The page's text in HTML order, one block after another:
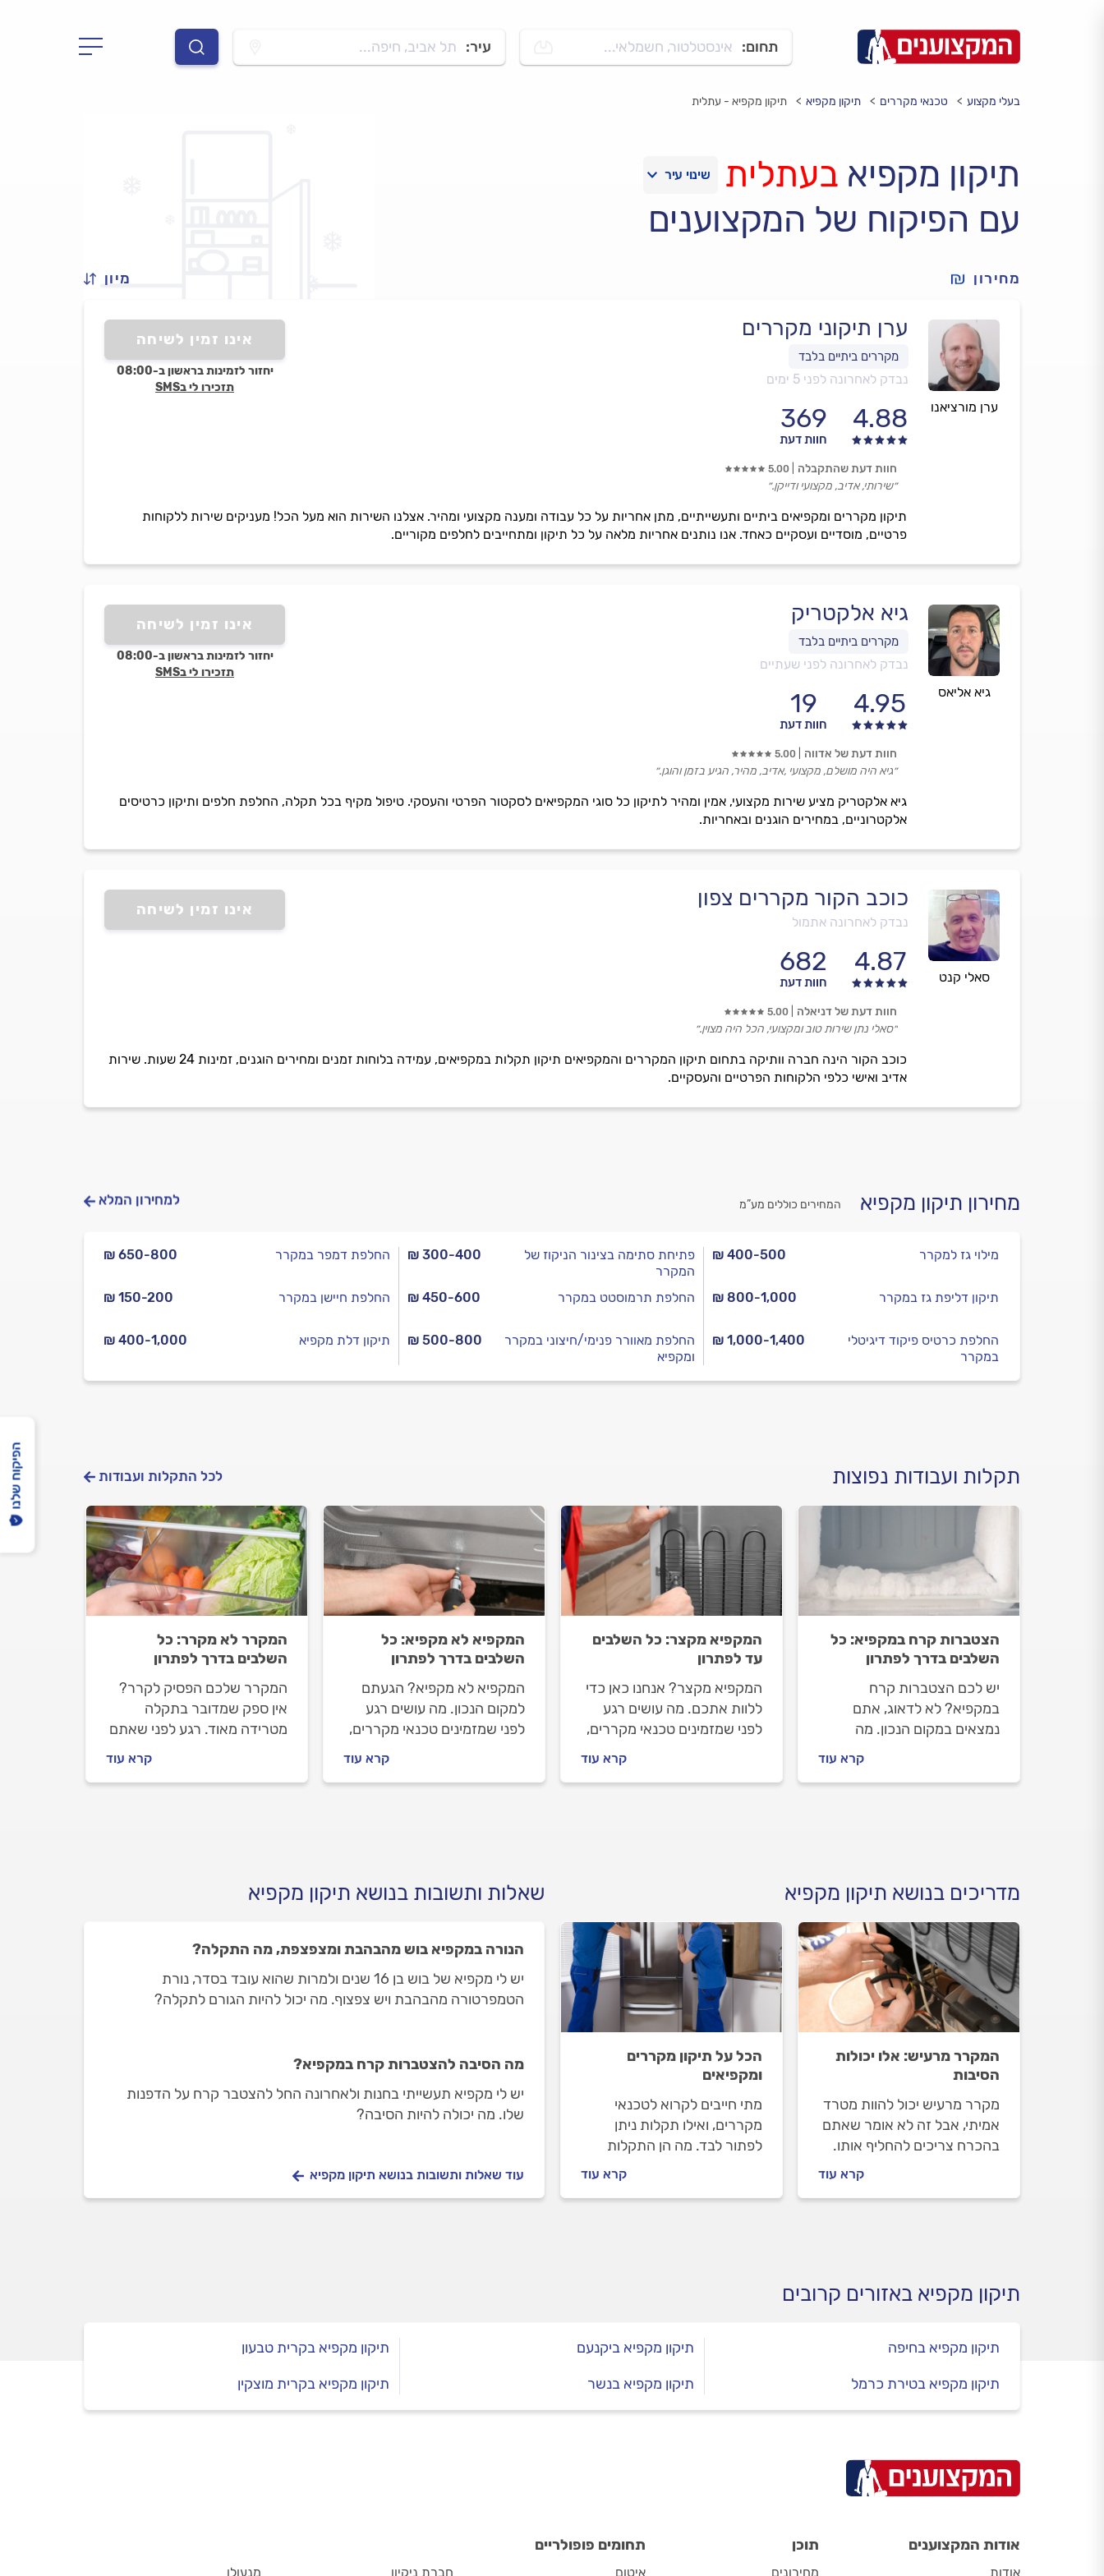
תחום: אינסטלטור, חשמלאי... עיר: תל אביב, חיפה...
בעלי מקצוע טכנאי מקררים תיקון מקפיא תיקון מקפיא - עתלית
תיקון מקפיא בעתלית
עם הפיקוח של המקצוענים
מחירון מיון
ערן מורציאנו
ערן תיקוני מקררים
נבדק לאחרונה לפני 5 ימים
4.88
369
חוות דעת
אינו זמין לשיחה
יחזור לזמינות בראשון ב-08:00
תזכירו לי בSMS
תיקון מקררים ומקפיאים ביתיים ותעשייתיים, מתן אחריות על כל עבודה ומענה מקצועי ומהיר. אצלנו השירות הוא מעל הכל! מעניקים שירות ללקוחות
פרטיים, מוסדיים ועסקיים כאחד. אנו נותנים אחריות מלאה על כל תיקון ומתחייבים לחלפים מקוריים.
חוות דעת שהתקבלה 5.00
״שירותי, אדיב, מקצועי ודייקן.״
גיא אליאס
גיא אלקטריק
נבדק לאחרונה לפני שעתיים
4.95
19
חוות דעת
אינו זמין לשיחה
יחזור לזמינות בראשון ב-08:00
תזכירו לי בSMS
גיא אלקטריק מציע שירות מקצועי, אמין ומהיר לתיקון כל סוגי המקפיאים לסקטור הפרטי והעסקי. טיפול מקיף בכל תקלה, החלפת חלפים ותיקון כרטיסים
אלקטרוניים, במחירים הוגנים ובאחריות.
חוות דעת של אדווה 5.00
״גיא היה מושלם, מקצועי ,אדיב, מהיר, הגיע בזמן והוגן.״
סאלי קנט
כוכב הקור מקררים צפון
נבדק לאחרונה אתמול
4.87
682
חוות דעת
אינו זמין לשיחה
כוכב הקור הינה חברה וותיקה בתחום תיקון המקררים והמקפיאים תיקון תקלות במקפיאים, עמידה בלוחות זמנים ומחירים הוגנים, זמינות 24 שעות. שירות
אדיב ואישי כלפי הלקוחות הפרטיים והעסקיים.
חוות דעת של דניאלה 5.00
״סאלי נתן שירות טוב ומקצועי, הכל היה מצוין.״
מחירון תיקון מקפיא המחירים כוללים מע”מ למחירון המלא
₪ 400-500 מילוי גז למקרר
₪ 800-1,000 תיקון דליפת גז במקרר
₪ 1,000-1,400
החלפת כרטיס פיקוד דיגיטלי
במקרר
₪ 300-400
פתיחת סתימה בצינור הניקוז של
המקרר
₪ 450-600
החלפת תרמוסטט במקרר
₪ 500-800
החלפת מאוורר פנימי/חיצוני במקרר
ומקפיא
₪ 650-800 החלפת דמפר במקרר
₪ 150-200 החלפת חיישן במקרר
₪ 400-1,000 תיקון דלת מקפיא
תקלות ועבודות נפוצות לכל התקלות ועבודות
הצטברות קרח במקפיא: כל
השלבים בדרך לפתרון
יש לכם הצטברות קרח
במקפיא? לא לדאוג, אתם
נמצאים במקום הנכון. מה
טכנאי מקררים, איך מתנהלים
מולו וכמה עולה התיקון? כל
קרא עוד
המקפיא מקצר: כל השלבים
עד לפתרון
המקפיא מקצר? אנחנו כאן כדי
ללוות אתכם. מה עושים רגע
לפני שמזמינים טכנאי מקררים,
תיקון מקפיא שמקצר? כל
התשובות לפניכם.
קרא עוד
המקפיא לא מקפיא: כל
השלבים בדרך לפתרון
המקפיא לא מקפיא? הגעתם
למקום הנכון. מה עושים רגע
לפני שמזמינים טכנאי מקררים,
תיקון מקפיא שלא מקפיא? כל
התשובות לפניכם.
קרא עוד
המקרר לא מקרר: כל
השלבים בדרך לפתרון
המקרר שלכם הפסיק לקרר?
אין ספק שמדובר בתקלה
מטרידה מאוד. רגע לפני שאתם
שאנחנו רוצים שתעשו. מזמינים
טכנאי? אנחנו נעזור לכם
קרא עוד
מדריכים בנושא תיקון מקפיא
המקרר מרעיש: אלו יכולות
הסיבות
מקרר מרעיש יכול להוות מטרד
אמיתי, אבל זה לא אומר שאתם
בהכרח צריכים להחליף אותו.
בתקלה פשוטה שניתן לתקן
בקלות. במדריך הבא נמנה את
קרא עוד
הכל על תיקון מקררים
ומקפיאים
מתי חייבים לקרוא לטכנאי
מקררים, ואילו תקלות ניתן
לפתור לבד. מה הן התקלות
ואיך ניתן לשמור על המקרר
באופן שימנע תקלות בעתיד?
קרא עוד
שאלות ותשובות בנושא תיקון מקפיא
הנורה במקפיא בוש מהבהבת ומצפצפת, מה התקלה?
יש לי מקפיא של בוש בן 16 שנים ולמרות שהוא עובד בסדר, נורת
הטמפרטורה מהבהבת ויש צפצוף. מה יכול להיות הגורם לתקלה?
מה הסיבה להצטברות קרח במקפיא?
יש לי מקפיא תעשייתי בחנות ולאחרונה החל להצטבר קרח על הדפנות
שלו. מה יכולה להיות הסיבה?
עוד שאלות ותשובות בנושא תיקון מקפיא
תיקון מקפיא באזורים קרובים
תיקון מקפיא בחיפה
תיקון מקפיא בטירת כרמל
תיקון מקפיא ביקנעם
תיקון מקפיא בנשר
תיקון מקפיא בקרית טבעון
תיקון מקפיא בקרית מוצקין
הפיקוח שלנו
אודות המקצוענים
אודות
תוכן
מחירונים
תחומים פופולריים
איטום חברת ניקיון מנעולן